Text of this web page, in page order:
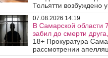
Тольятти возбуждено
07.08.2026 14:19
В Самарской области
забил до смерти
18+ Прокуратура
рассмотрении